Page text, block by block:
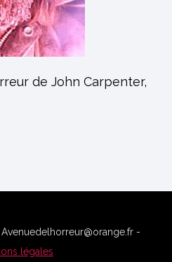
de John Carpenter,
-
légales